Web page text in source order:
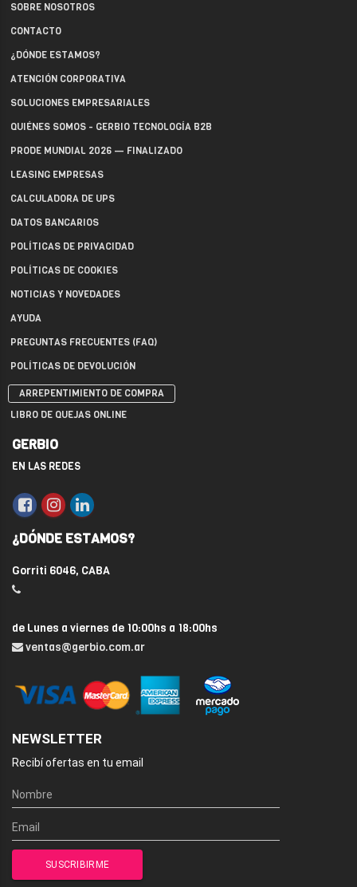
SOBRE NOSOTROS
CONTACTO
¿DÓNDE ESTAMOS?
ATENCIÓN CORPORATIVA
SOLUCIONES EMPRESARIALES
QUIÉNES SOMOS - GERBIO TECNOLOGÍA B2B
PRODE MUNDIAL 2026 — FINALIZADO
LEASING EMPRESAS
CALCULADORA DE UPS
DATOS BANCARIOS
POLÍTICAS DE PRIVACIDAD
POLÍTICAS DE COOKIES
NOTICIAS Y NOVEDADES
AYUDA
PREGUNTAS FRECUENTES (FAQ)
POLÍTICAS DE DEVOLUCIÓN
ARREPENTIMIENTO DE COMPRA
LIBRO DE QUEJAS ONLINE
GERBIO
EN LAS REDES
¿DÓNDE ESTAMOS?
Gorriti 6046, CABA
de Lunes a viernes de 10:00hs a 18:00hs
ventas@gerbio.com.ar
NEWSLETTER
Recibí ofertas en tu email